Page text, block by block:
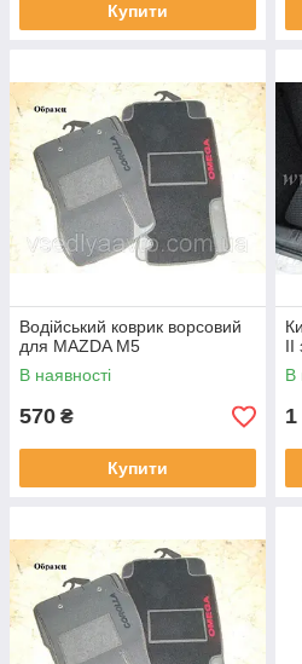
Купити
Водійський коврик ворсовий
для MAZDA M5
В наявності
570 ₴
Купити
В